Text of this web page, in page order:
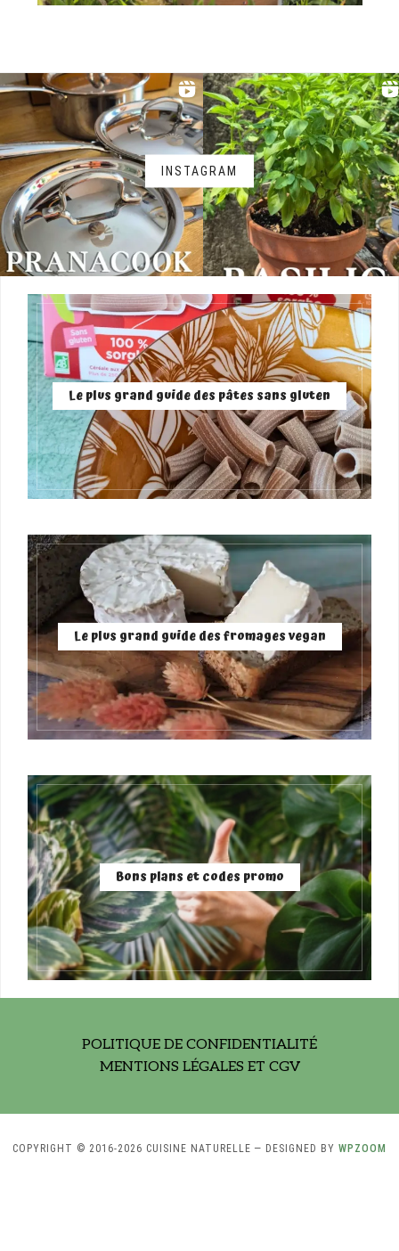
INSTAGRAM
Le plus grand guide des pâtes sans gluten
Le plus grand guide des fromages vegan
Bons plans et codes promo
POLITIQUE DE CONFIDENTIALITÉ
MENTIONS LÉGALES ET CGV
COPYRIGHT © 2016-2026 CUISINE NATURELLE — DESIGNED BY WPZOOM